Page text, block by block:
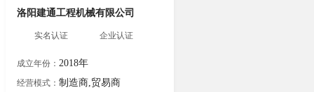
洛阳建通工程机械有限公司
实名认证 企业认证
成立年份： 2018年
经营模式： 制造商,贸易商